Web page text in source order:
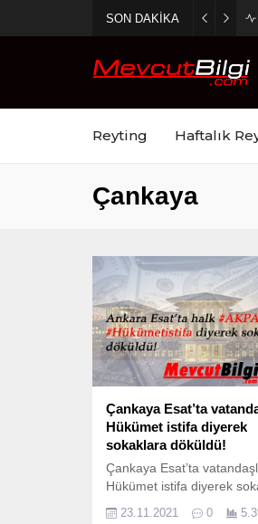
SON DAKİKA
Reyting Haftalık
Çankaya
Çankaya Esat’ta
Hükümet istifa diyerek
sokaklara döküldü!
Çankaya Esat’ta
Hükümet istifa diyerek
döküldü! Döviz kurunun 23
23.11.2021 0